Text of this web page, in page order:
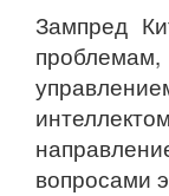
Зампред
вопросами